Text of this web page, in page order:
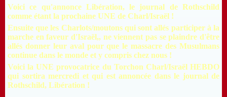
Voici ce qu'annonce Libération, le journal de Rothschild
comme étant la prochaine UNE de Charl/Israël !
Ensuite que les Charlots/moutons qui sont allés participer à la
marche en faveur d'Israël,, ne viennent pas se plaindre d'être
allés donner leur aval pour que le massacre des Musulmans
continue dans le monde et y compris chez nous !
Voici la UNE provocatrice du Torchon Charl/IsraëlHEBDO
qui sortira mercredi et qui est annoncée dans le journal de
Rothschild, Libération !